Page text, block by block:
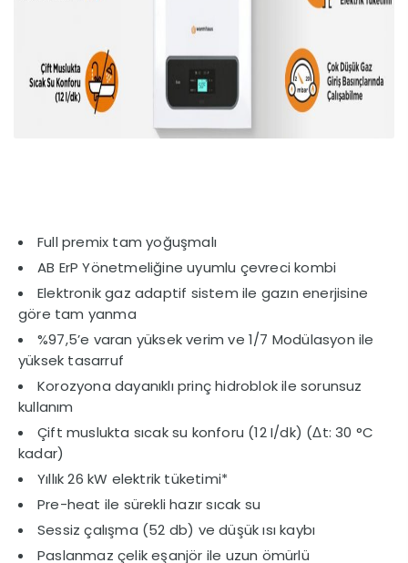
Full premix tam yoğuşmalı
AB ErP Yönetmeliğine uyumlu çevreci kombi
Elektronik gaz adaptif sistem ile gazın enerjisine
göre tam yanma
%97,5’e varan yüksek verim ve 1/7 Modülasyon ile
yüksek tasarruf
Korozyona dayanıklı prinç hidroblok ile sorunsuz
kullanım
Çift muslukta sıcak su konforu (12 I/dk) (Δt: 30 °C
kadar)
Yıllık 26 kW elektrik tüketimi*
Pre-heat ile sürekli hazır sıcak su
Sessiz çalışma (52 db) ve düşük ısı kaybı
Paslanmaz çelik eşanjör ile uzun ömürlü